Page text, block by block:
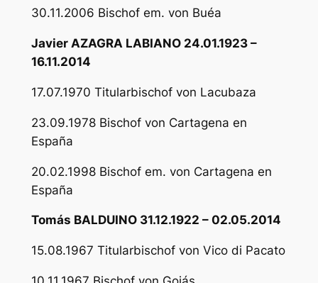
30.11.2006 Bischof em. von Buéa
Javier AZAGRA LABIANO 24.01.1923 –
16.11.2014
17.07.1970 Titularbischof von Lacubaza
23.09.1978 Bischof von Cartagena en
España
20.02.1998 Bischof em. von Cartagena en
España
Tomás BALDUINO 31.12.1922 – 02.05.2014
15.08.1967 Titularbischof von Vico di Pacato